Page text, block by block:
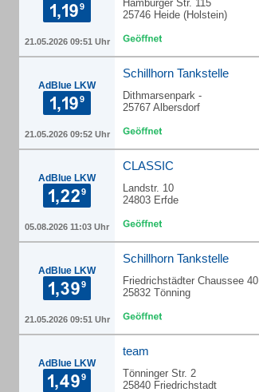
21.05.2026 09:51 Uhr
Hamburger Str. 115
25746 Heide (Holstein)
AdBlue LKW
21.05.2026 09:52 Uhr
Schillhorn Tankstelle
Dithmarsenpark -
25767 Albersdorf
AdBlue LKW
05.08.2026 11:03 Uhr
CLASSIC
Landstr. 10
24803 Erfde
AdBlue LKW
21.05.2026 09:51 Uhr
Schillhorn Tankstelle
Friedrichstädter Chaussee 40
25832 Tönning
AdBlue LKW
team
Tönninger Str. 2
25840 Friedrichstadt